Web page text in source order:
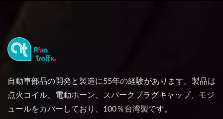
自動車部品の開発と製造に55年の経験があります。製品は
点火コイル、電動ホーン、スパークプラグキャップ、モジ
ュールをカバーしており、100％台湾製です。